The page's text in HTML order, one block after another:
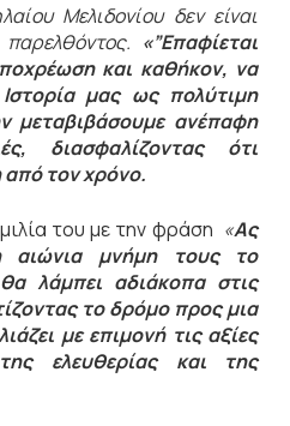
Μελιδονίου δεν είναι
«”Επαφίεται
και καθήκον, να
μας ως πολύτιμη
μεταβιβάσουμε ανέπαφη
διασφαλίζοντας ότι
από τον χρόνο.
του με την φράση «Ας
αιώνια μνήμη τους το
λάμπει αδιάκοπα στις
το δρόμο προς μια
με επιμονή τις αξίες
ελευθερίας και της